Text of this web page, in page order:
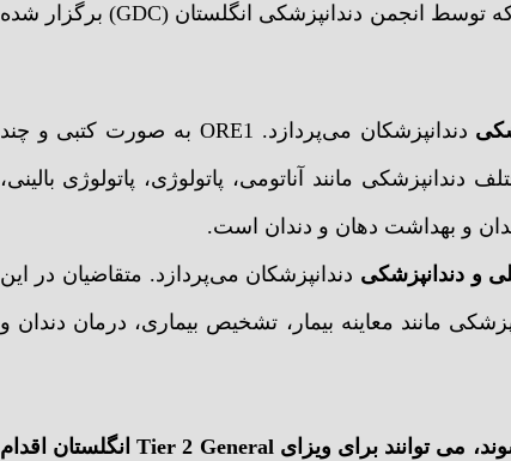
را دارند، برگزار می‌شود. این آزمون که توسط انجمن دندانپزشکی انگلستان (GDC) برگزار شده
دندانپزشکان می‌پردازد. ORE1 به صورت کتبی و چند
مانند آناتومی، پاتولوژی، پاتولوژی بالینی،
و بهداشت دهان و دندان است.
و دندانپزشکی دندانپزشکان می‌پردازد. متقاضیان در این
مانند معاینه بیمار، تشخیص بیماری، درمان دندان و
اگر دندانپزشکان بتوانند در هر دو آزمون ORE و PLAB قبول شوند، می توانند برای ویزای Tier 2 General انگلستان اقدام